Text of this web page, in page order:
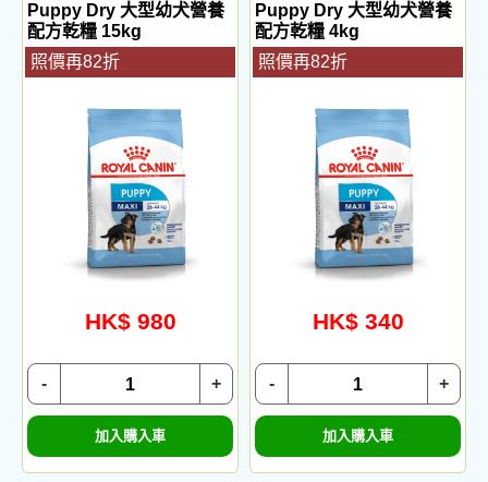
Puppy Dry 大型幼犬營養
配方乾糧 15kg
照價再82折
HK$ 980
+
-
加入購入車
Puppy Dry 大型幼犬營養
配方乾糧 4kg
照價再82折
HK$ 340
+
-
加入購入車